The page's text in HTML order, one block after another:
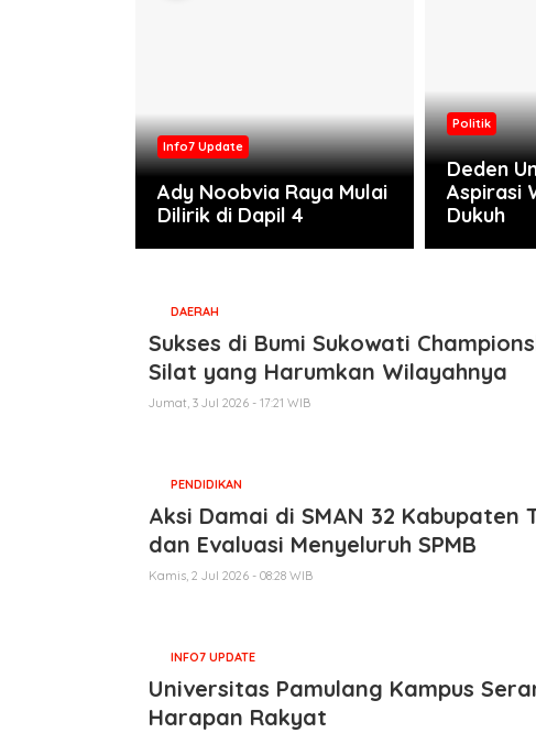
Info7 Update
Ady Noobvia Raya Mulai
Dilirik di Dapil 4
Politik
Deden
Aspirasi
Dukuh
DAERAH
Sukses di Bumi Sukowati
Silat yang Harumkan Wilayahnya
Jumat, 3 Jul 2026 - 17:21 WIB
PENDIDIKAN
Aksi Damai di SMAN 32
dan Evaluasi Menyeluruh SPMB
Kamis, 2 Jul 2026 - 08:28 WIB
INFO7 UPDATE
Universitas Pamulang Kampus
Harapan Rakyat